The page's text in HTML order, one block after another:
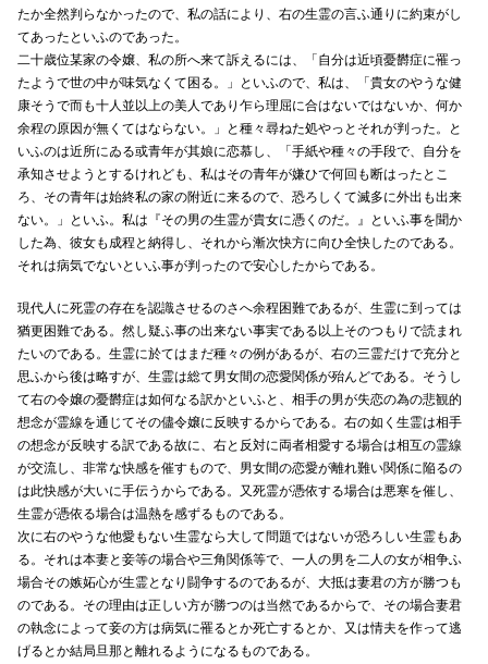
たか全然判らなかったので、私の話により、右の生霊の言ふ通りに約束がし
てあったといふのであった。
二十歳位某家の令嬢、私の所へ来て訴えるには、「自分は近頃憂欝症に罹っ
たようで世の中が味気なくて困る。」といふので、私は、「貴女のやうな健
康そうで而も十人並以上の美人であり乍ら理屈に合はないではないか、何か
余程の原因が無くてはならない。」と種々尋ねた処やっとそれが判った。と
いふのは近所にゐる或青年が其娘に恋慕し、「手紙や種々の手段で、自分を
承知させようとするけれども、私はその青年が嫌ひで何回も断はったとこ
ろ、その青年は始終私の家の附近に来るので、恐ろしくて滅多に外出も出来
ない。」といふ。私は『その男の生霊が貴女に憑くのだ。』といふ事を聞か
した為、彼女も成程と納得し、それから漸次快方に向ひ全快したのである。
それは病気でないといふ事が判ったので安心したからである。
現代人に死霊の存在を認識させるのさへ余程困難であるが、生霊に到っては
猶更困難である。然し疑ふ事の出来ない事実である以上そのつもりで読まれ
たいのである。生霊に於てはまだ種々の例があるが、右の三霊だけで充分と
思ふから後は略すが、生霊は総て男女間の恋愛関係が殆んどである。そうし
て右の令嬢の憂欝症は如何なる訳かといふと、相手の男が失恋の為の悲観的
想念が霊線を通じてその儘令嬢に反映するからである。右の如く生霊は相手
の想念が反映する訳である故に、右と反対に両者相愛する場合は相互の霊線
が交流し、非常な快感を催すもので、男女間の恋愛が離れ難い関係に陥るの
は此快感が大いに手伝うからである。又死霊が憑依する場合は悪寒を催し、
生霊が憑依る場合は温熱を感ずるものである。
次に右のやうな他愛もない生霊なら大して問題ではないが恐ろしい生霊もあ
る。それは本妻と妾等の場合や三角関係等で、一人の男を二人の女が相争ふ
場合その嫉妬心が生霊となり闘争するのであるが、大抵は妻君の方が勝つも
のである。その理由は正しい方が勝つのは当然であるからで、その場合妻君
の執念によって妾の方は病気に罹るとか死亡するとか、又は情夫を作って逃
げるとか結局旦那と離れるようになるものである。